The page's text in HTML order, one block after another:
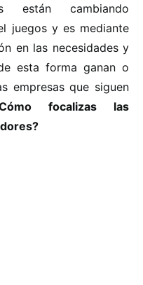
están cambiando
juegos y es mediante
en las necesidades y
esta forma ganan o
empresas que siguen
focalizas las